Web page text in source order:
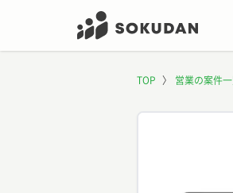
TOP 〉 営業の案件